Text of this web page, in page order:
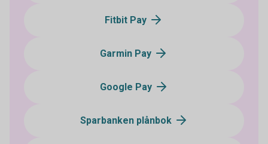
Fitbit Pay
Garmin Pay
Google Pay
Sparbanken plånbok